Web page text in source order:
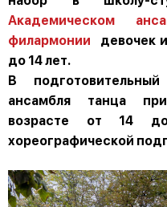
Академическом
филармонии девочек
до 14 лет.
В
ансамбля танца
возрасте от 14
хореографической